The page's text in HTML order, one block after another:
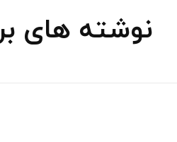
نوشته های